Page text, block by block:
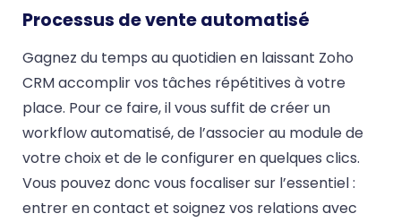
Processus de vente automatisé
Gagnez du temps au quotidien en laissant Zoho
CRM accomplir vos tâches répétitives à votre
place. Pour ce faire, il vous suffit de créer un
workflow automatisé, de l’associer au module de
votre choix et de le configurer en quelques clics.
Vous pouvez donc vous focaliser sur l’essentiel :
entrer en contact et soignez vos relations avec